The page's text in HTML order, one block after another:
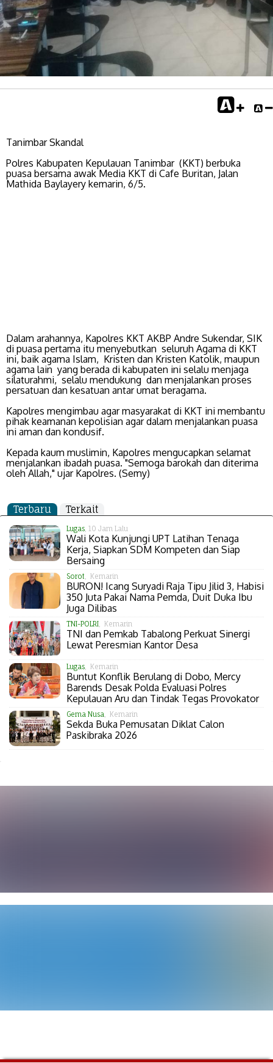
Tanimbar Skandal
Polres Kabupaten Kepulauan Tanimbar (KKT) berbuka
puasa bersama awak Media KKT di Cafe Buritan, Jalan
Mathida Baylayery kemarin, 6/5.
Dalam arahannya, Kapolres KKT AKBP Andre Sukendar, SIK
di puasa pertama itu menyebutkan seluruh Agama di KKT
ini, baik agama Islam, Kristen dan Kristen Katolik, maupun
agama lain yang berada di kabupaten ini selalu menjaga
silaturahmi, selalu mendukung dan menjalankan proses
persatuan dan kesatuan antar umat beragama.
Kapolres mengimbau agar masyarakat di KKT ini membantu
pihak keamanan kepolisian agar dalam menjalankan puasa
ini aman dan kondusif.
Kepada kaum muslimin, Kapolres mengucapkan selamat
menjalankan ibadah puasa. "Semoga barokah dan diterima
oleh Allah," ujar Kapolres. (Semy)
Terbaru Terkait
Lugas, 10 Jam Lalu
Wali Kota Kunjungi UPT Latihan Tenaga
Kerja, Siapkan SDM Kompeten dan Siap
Bersaing
Sorot, Kemarin
BURON! Icang Suryadi Raja Tipu Jilid 3, Habisi
350 Juta Pakai Nama Pemda, Duit Duka Ibu
Juga Dilibas
TNI-POLRI, Kemarin
TNI dan Pemkab Tabalong Perkuat Sinergi
Lewat Peresmian Kantor Desa
Lugas, Kemarin
Buntut Konflik Berulang di Dobo, Mercy
Barends Desak Polda Evaluasi Polres
Kepulauan Aru dan Tindak Tegas Provokator
Gema Nusa , Kemarin
Sekda Buka Pemusatan Diklat Calon
Paskibraka 2026